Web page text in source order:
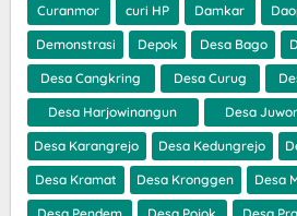
Curanmor curi HP Damkar
Demonstrasi Depok Desa Bago
Desa Cangkring Desa Curug
Desa Harjowinangun Desa
Desa Karangrejo Desa Kedungrejo
Desa Kramat Desa Kronggen Desa